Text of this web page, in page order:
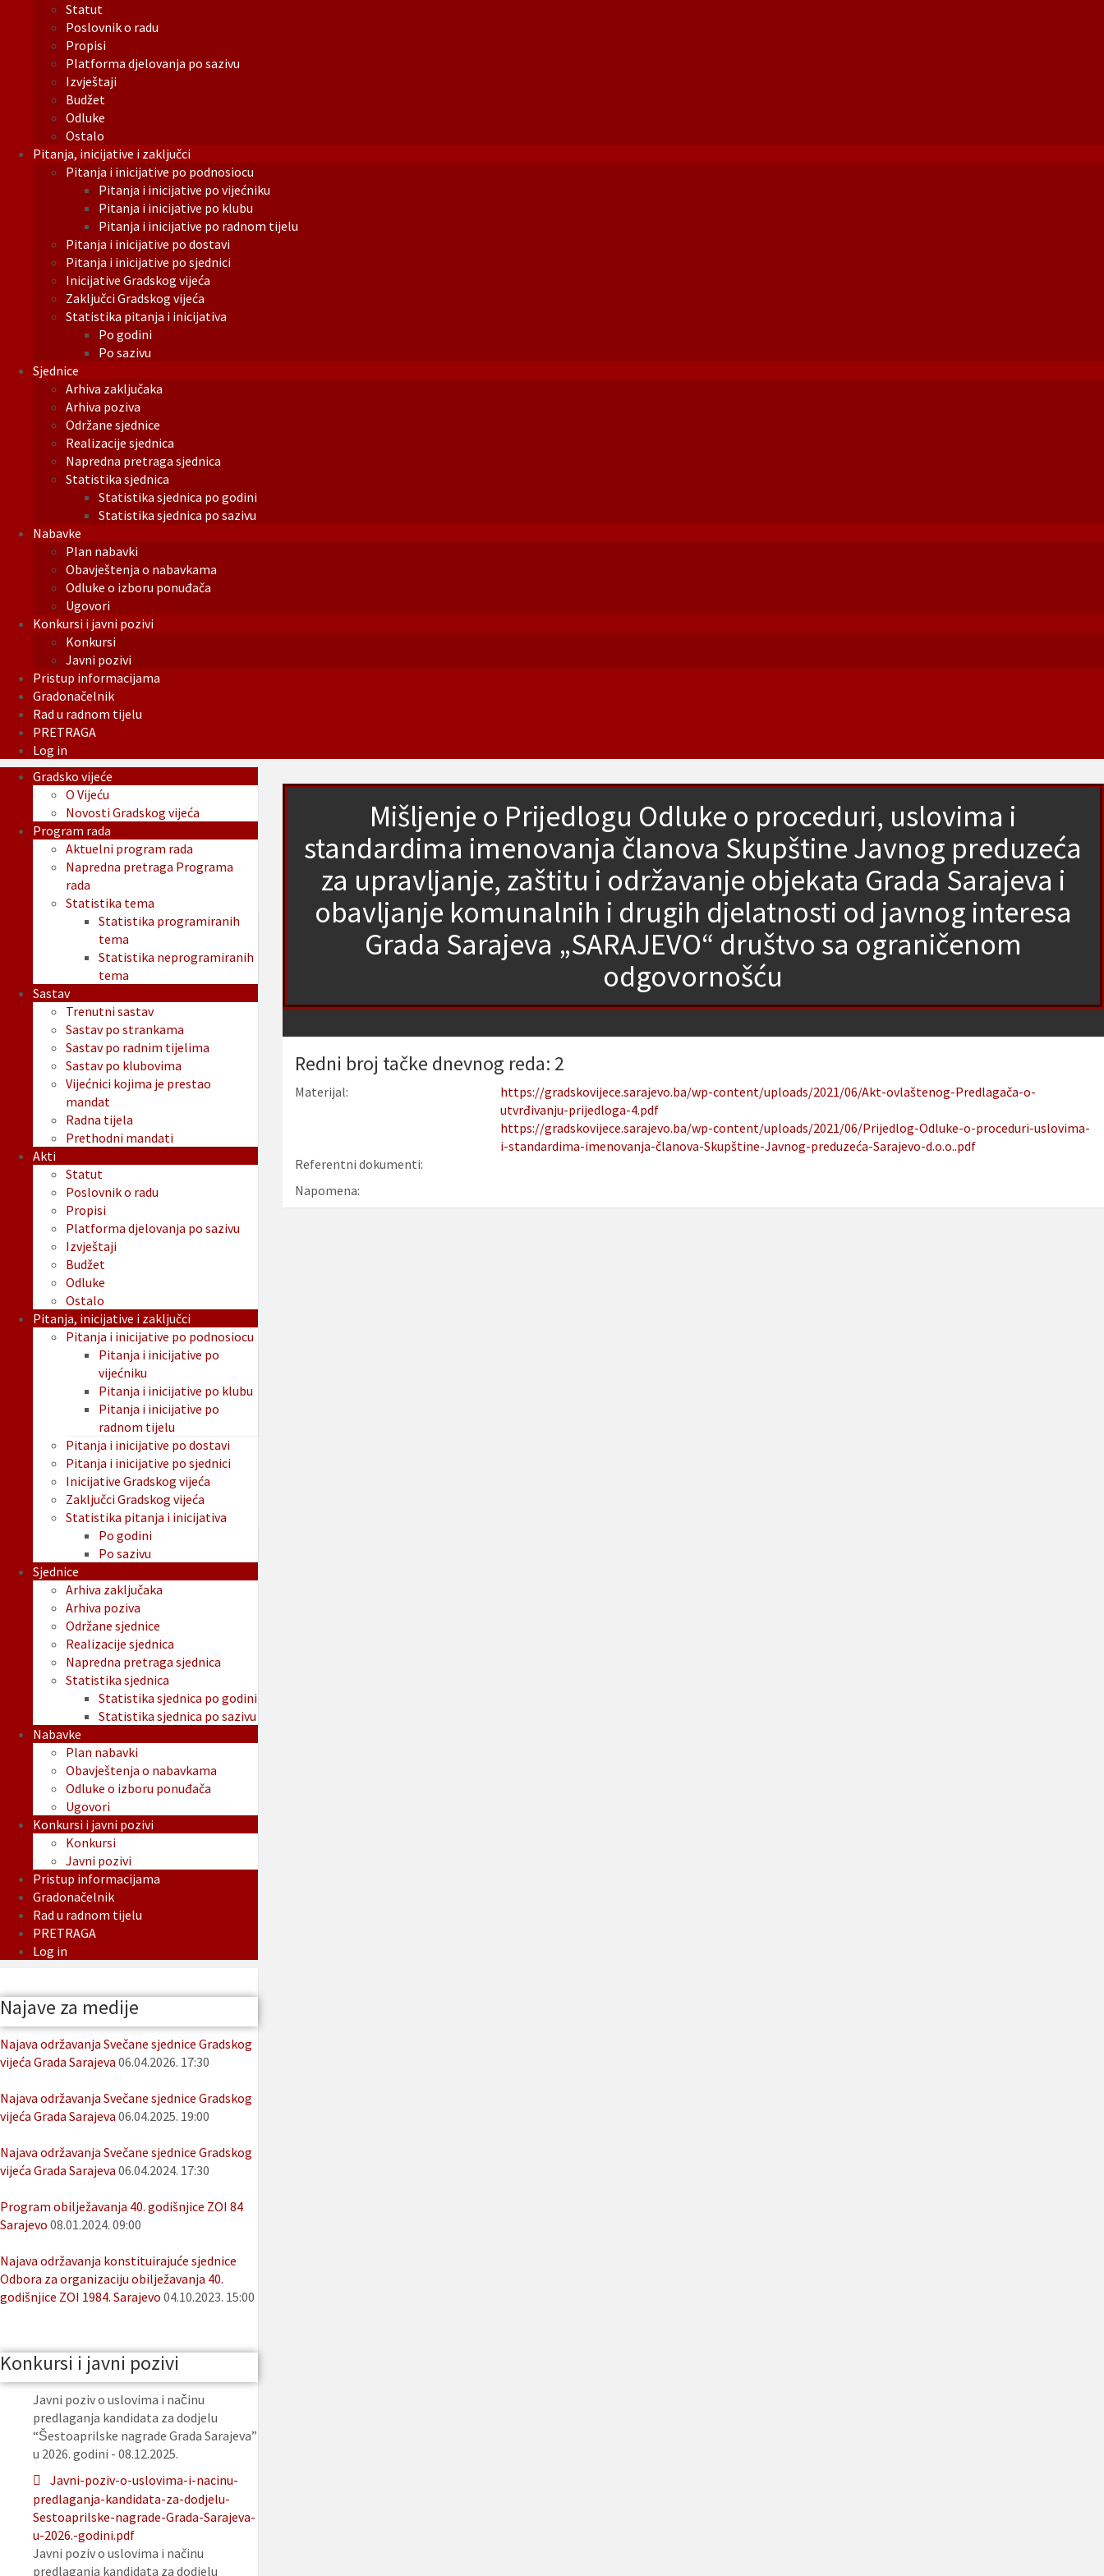
Statut
Poslovnik o radu
Propisi
Platforma djelovanja po sazivu
Izvještaji
Budžet
Odluke
Ostalo
Pitanja, inicijative i zaključci
Pitanja i inicijative po podnosiocu
Pitanja i inicijative po vijećniku
Pitanja i inicijative po klubu
Pitanja i inicijative po radnom tijelu
Pitanja i inicijative po dostavi
Pitanja i inicijative po sjednici
Inicijative Gradskog vijeća
Zaključci Gradskog vijeća
Statistika pitanja i inicijativa
Po godini
Po sazivu
Sjednice
Arhiva zaključaka
Arhiva poziva
Održane sjednice
Realizacije sjednica
Napredna pretraga sjednica
Statistika sjednica
Statistika sjednica po godini
Statistika sjednica po sazivu
Nabavke
Plan nabavki
Obavještenja o nabavkama
Odluke o izboru ponuđača
Ugovori
Konkursi i javni pozivi
Konkursi
Javni pozivi
Pristup informacijama
Gradonačelnik
Rad u radnom tijelu
PRETRAGA
Log in
Mišljenje o Prijedlogu Odluke o proceduri, uslovima i
standardima imenovanja članova Skupštine Javnog preduzeća
za upravljanje, zaštitu i održavanje objekata Grada Sarajeva i
obavljanje komunalnih i drugih djelatnosti od javnog interesa
Grada Sarajeva „SARAJEVO“ društvo sa ograničenom
odgovornošću
Redni broj tačke dnevnog reda: 2
Materijal:
https://gradskovijece.sarajevo.ba/wp-content/uploads/2021/06/Akt-ovlaštenog-Predlagača-o-
utvrđivanju-prijedloga-4.pdf
https://gradskovijece.sarajevo.ba/wp-content/uploads/2021/06/Prijedlog-Odluke-o-proceduri-uslovima-
i-standardima-imenovanja-članova-Skupštine-Javnog-preduzeća-Sarajevo-d.o.o..pdf
Referentni dokumenti:
Napomena:
Gradsko vijeće
O Vijeću
Novosti Gradskog vijeća
Program rada
Aktuelni program rada
Napredna pretraga Programa
rada
Statistika tema
Statistika programiranih
tema
Statistika neprogramiranih
tema
Sastav
Trenutni sastav
Sastav po strankama
Sastav po radnim tijelima
Sastav po klubovima
Vijećnici kojima je prestao
mandat
Radna tijela
Prethodni mandati
Akti
Statut
Poslovnik o radu
Propisi
Platforma djelovanja po sazivu
Izvještaji
Budžet
Odluke
Ostalo
Pitanja, inicijative i zaključci
Pitanja i inicijative po podnosiocu
Pitanja i inicijative po
vijećniku
Pitanja i inicijative po klubu
Pitanja i inicijative po
radnom tijelu
Pitanja i inicijative po dostavi
Pitanja i inicijative po sjednici
Inicijative Gradskog vijeća
Zaključci Gradskog vijeća
Statistika pitanja i inicijativa
Po godini
Po sazivu
Sjednice
Arhiva zaključaka
Arhiva poziva
Održane sjednice
Realizacije sjednica
Napredna pretraga sjednica
Statistika sjednica
Statistika sjednica po godini
Statistika sjednica po sazivu
Nabavke
Plan nabavki
Obavještenja o nabavkama
Odluke o izboru ponuđača
Ugovori
Konkursi i javni pozivi
Konkursi
Javni pozivi
Pristup informacijama
Gradonačelnik
Rad u radnom tijelu
PRETRAGA
Log in
Najave za medije
Najava održavanja Svečane sjednice Gradskog
vijeća Grada Sarajeva 06.04.2026. 17:30
Najava održavanja Svečane sjednice Gradskog
vijeća Grada Sarajeva 06.04.2025. 19:00
Najava održavanja Svečane sjednice Gradskog
vijeća Grada Sarajeva 06.04.2024. 17:30
Program obilježavanja 40. godišnjice ZOI 84
Sarajevo 08.01.2024. 09:00
Najava održavanja konstituirajuće sjednice
Odbora za organizaciju obilježavanja 40.
godišnjice ZOI 1984. Sarajevo 04.10.2023. 15:00
Konkursi i javni pozivi
Javni poziv o uslovima i načinu
predlaganja kandidata za dodjelu
“Šestoaprilske nagrade Grada Sarajeva”
u 2026. godini - 08.12.2025.
Javni-poziv-o-uslovima-i-nacinu-
predlaganja-kandidata-za-dodjelu-
Sestoaprilske-nagrade-Grada-Sarajeva-
u-2026.-godini.pdf
Javni poziv o uslovima i načinu
predlaganja kandidata za dodjelu